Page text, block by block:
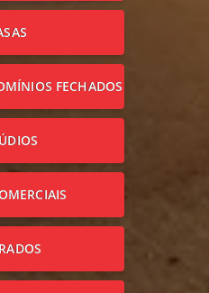
FECHADOS